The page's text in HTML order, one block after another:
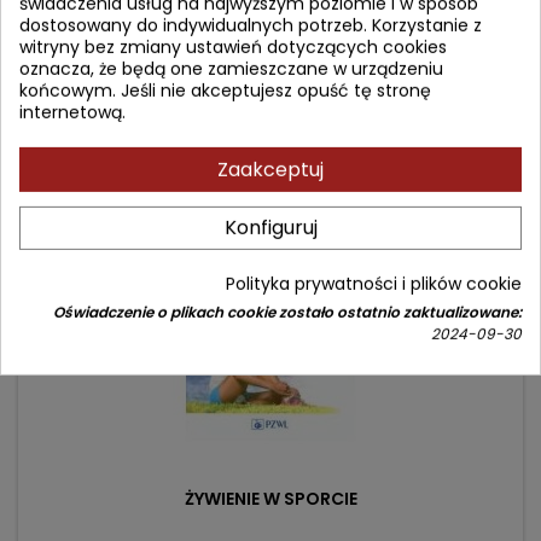
(0)
Cena
66,90 złCena
podstawowa
79,00 zł
 Dodaj do koszyka
ŻYWIENIE W SPORCIE
favorite_border
dostosowany do indywidualnych potrzeb. Korzystanie z
witryny bez zmiany ustawień dotyczących cookies
oznacza, że będą one zamieszczane w urządzeniu
końcowym. Jeśli nie akceptujesz opuść tę stronę
internetową.
Zaakceptuj
Konfiguruj
Polityka prywatności i plików cookie
Oświadczenie o plikach cookie zostało ostatnio zaktualizowane:
2024-09-30